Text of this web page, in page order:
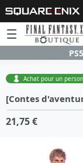
Achat pour un
[Contes
21,75 €